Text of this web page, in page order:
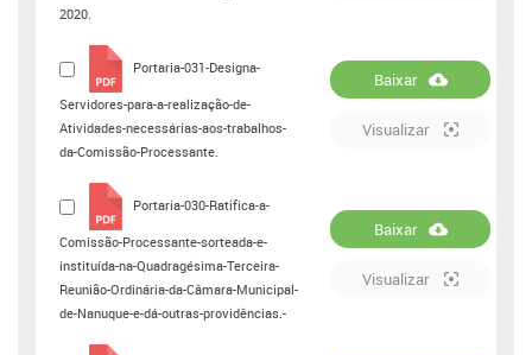
2020.
Portaria-031-Designa-
Servidores-para-a-realização-de-
Atividades-necessárias-aos-trabalhos-
da-Comissão-Processante.
Baixar
Visualizar
Portaria-030-Ratifica-a-
Comissão-Processante-sorteada-e-
instituída-na-Quadragésima-Terceira-
Reunião-Ordinária-da-Câmara-Municipal-
de-Nanuque-e-dá-outras-providências.-
Baixar
Visualizar